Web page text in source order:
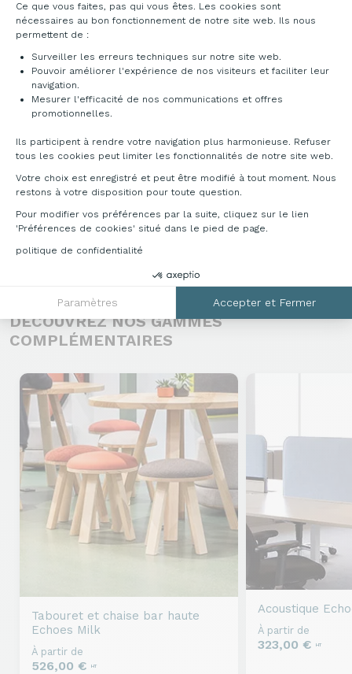
Ce que vous faites, pas qui vous êtes. Les cookies sont
nécessaires au bon fonctionnement de notre site web. Ils nous
permettent de :
Surveiller les erreurs techniques sur notre site web.
Pouvoir améliorer l'expérience de nos visiteurs et faciliter leur
navigation.
Mesurer l'efficacité de nos communications et offres
promotionnelles.
Ils participent à rendre votre navigation plus harmonieuse. Refuser
tous les cookies peut limiter les fonctionnalités de notre site web.
Votre choix est enregistré et peut être modifié à tout moment. Nous
restons à votre disposition pour toute question.
Pour modifier vos préférences par la suite, cliquez sur le lien
'Préférences de cookies' situé dans le pied de page.
politique de confidentialité
Paramètres Accepter et Fermer
Axeptio consent
DÉCLINAISONS & TARIFS
Accédez au catalogue ci-dessous pour découvrir
les multitudes de possibilités qu'offre cette
complémentaires, veuillez nous contacter au
04 76 96 82 06ou surinfo@francebureau.com
Télécharger la documentation
DÉCOUVREZ NOS GAMMES
COMPLÉMENTAIRES
Tabouret et chaise bar haute
Echoes Milk
À partir de
526,00 € HT
Acoustique
À partir de
323,00 € HT